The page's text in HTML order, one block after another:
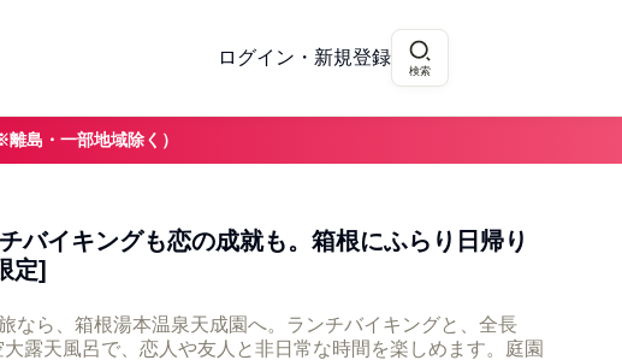
ログイン・新規登録
検索
島・一部地域除く）
バイキングも恋の成就も。箱根にふらり日帰り
定]
なら、箱根湯本温泉天成園へ。ランチバイキングと、全長
露天風呂で、恋人や友人と非日常な時間を楽しめます。庭園